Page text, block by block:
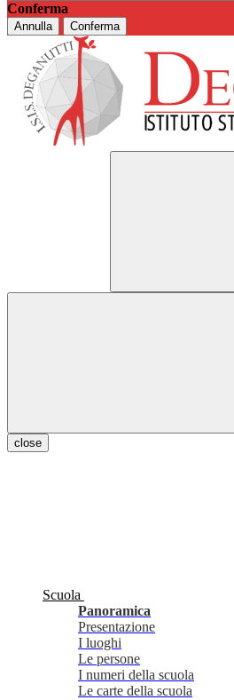
Conferma
Annulla Conferma
close
Scuola
Panoramica
Presentazione
I luoghi
Le persone
I numeri della scuola
Le carte della scuola